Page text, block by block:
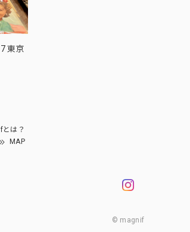
東京
は？
MAP
© magnif